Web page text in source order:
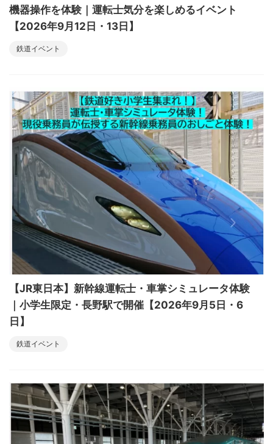
機器操作を体験｜運転士気分を楽しめるイベント
【2026年9月12日・13日】
鉄道イベント
【JR東日本】新幹線運転士・車掌シミュレータ体験
｜小学生限定・長野駅で開催【2026年9月5日・6
日】
鉄道イベント